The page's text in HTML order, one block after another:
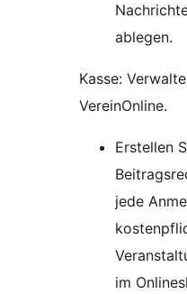
ablegen.
Kasse:
VereinOnline.
Erstellen
jede
im